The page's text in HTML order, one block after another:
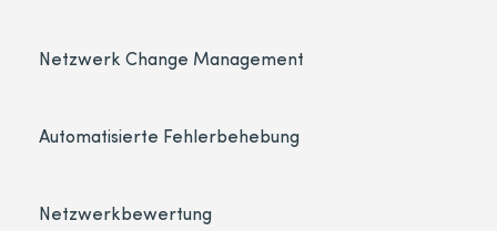
Netzwerk Change Management
Automatisierte Fehlerbehebung
Netzwerkbewertung